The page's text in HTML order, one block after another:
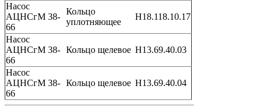
Насос
АЦНСгМ 38-
66
Кольцо
уплотняющее
Н18.118.10.17
Насос
АЦНСгМ 38-
66
Кольцо щелевое Н13.69.40.03
Насос
АЦНСгМ 38-
66
Кольцо щелевое Н13.69.40.04